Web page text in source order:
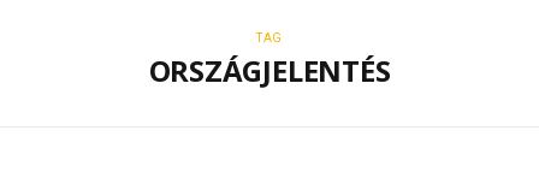
TAG
ORSZÁGJELENTÉS